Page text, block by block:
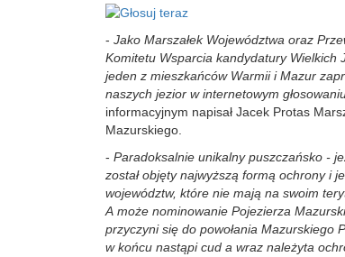
- Jako Marszałek Województwa oraz
Komitetu Wsparcia kandydatury Wielkich
jeden z mieszkańców Warmii i Mazur
naszych jezior w internetowym
informacyjnym napisał Jacek Protas
Mazurskiego.
- Paradoksalnie unikalny puszczańsko -
został objęty najwyższą formą ochrony i
województw, które nie mają na swoim
A może nominowanie Pojezierza
przyczyni się do powołania Mazurskiego
w końcu nastąpi cud a wraz należyta